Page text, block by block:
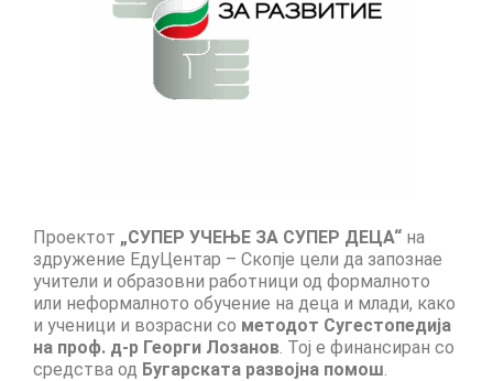
Cultart with a second edition in 2025 –
Cultart PRO supports excellence in cultural
Applied Arts Skopje, Photography – Day 2 |
Orienteering
Applied Arts Skopje, Photography – Day 3 |
FRIENDLY MATCH
Applied Arts Skopje, Photography – Day 4 |
Проектот „СУПЕР УЧЕЊЕ ЗА СУПЕР ДЕЦА“ на
здружение ЕдуЦентар – Скопје цели да запознае
учители и образовни работници од формалното
или неформалното обучение на деца и млади, како
и ученици и возрасни со методот Сугестопедија
на проф. д-р Георги Лозанов . Тој е финансиран со
средства од Бугарската развојна помош